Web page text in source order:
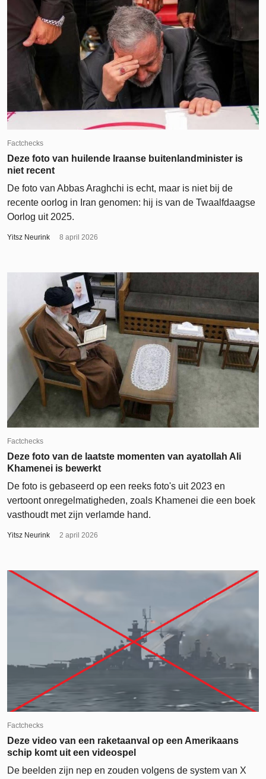
Factchecks
Deze foto van huilende Iraanse buitenlandminister is
niet recent
De foto van Abbas Araghchi is echt, maar is niet bij de
recente oorlog in Iran genomen: hij is van de Twaalfdaagse
Oorlog uit 2025.
Yitsz Neurink 8 april 2026
Factchecks
Deze foto van de laatste momenten van ayatollah Ali
Khamenei is bewerkt
De foto is gebaseerd op een reeks foto's uit 2023 en
vertoont onregelmatigheden, zoals Khamenei die een boek
vasthoudt met zijn verlamde hand.
Yitsz Neurink 2 april 2026
Factchecks
Deze video van een raketaanval op een Amerikaans
schip komt uit een videospel
De beelden zijn nep en zouden volgens de system van X